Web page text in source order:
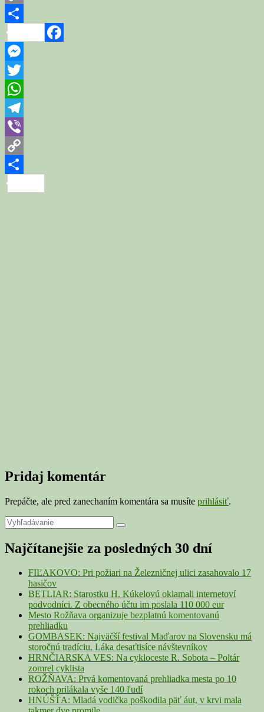
Copy
Link
Share
Facebook
Messenger
Twitter
WhatsApp
Telegram
Viber
Copy
Link
Pridaj komentár
Prepáčte, ale pred zanechaním komentára sa musíte prihlásiť.
Primary
Sidebar
Widget
Area
Search
for:
Search
Najčítanejšie za posledných 30 dní
FIĽAKOVO: Pri požiari na Železničnej ulici zasahovalo 17
hasičov
BETLIAR: Starostku H. Kúkelovú oklamali internetoví
podvodníci. Z obecného účtu im poslala 110 000 eur
Mesto Rožňava organizuje bezplatnú komentovanú
prehliadku
GOMBASEK: Najväčší festival Maďarov na Slovensku má
storočnú tradíciu. Láka desaťtisíce návštevníkov
HRNČIARSKA VES: Na cykloceste R. Sobota – Poltár
zomrel cyklista
ROŽŇAVA: Prvá komentovaná prehliadka mesta po 10
rokoch prilákala vyše 140 ľudí
HNÚŠŤA: Mladá vodička poškodila päť áut, v krvi mala